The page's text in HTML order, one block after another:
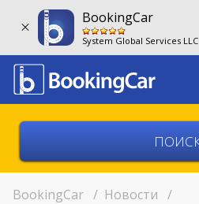
BookingCar
System Global Services LLC
Выберите город
BookingCar / Новости /